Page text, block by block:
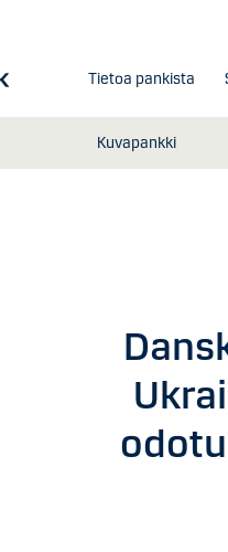
Tietoa pankista
Kuvapankki